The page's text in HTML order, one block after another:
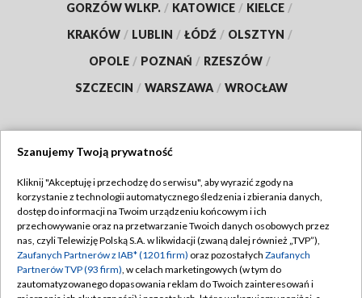
GORZÓW WLKP. / KATOWICE / KIELCE /
KRAKÓW / LUBLIN / ŁÓDŹ / OLSZTYN /
OPOLE / POZNAŃ / RZESZÓW /
SZCZECIN / WARSZAWA / WROCŁAW
TVP
Abonament TVP
Emisja w TVP
Centrum informacji TVP
Regulamin TVP
Polityka prywatności
Moje zgody
Szanujemy Twoją prywatność
Kliknij "Akceptuję i przechodzę do serwisu", aby wyrazić zgody na
korzystanie z technologii automatycznego śledzenia i zbierania danych,
dostęp do informacji na Twoim urządzeniu końcowym i ich
przechowywanie oraz na przetwarzanie Twoich danych osobowych przez
nas, czyli Telewizję Polską S.A. w likwidacji (zwaną dalej również „TVP”),
Zaufanych Partnerów z IAB* (1201 firm) oraz pozostałych Zaufanych
Partnerów TVP (93 firm), w celach marketingowych (w tym do
zautomatyzowanego dopasowania reklam do Twoich zainteresowań i